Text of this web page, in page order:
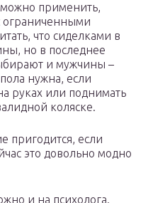
применить,
ограниченными
что сиделками в
но в последнее
и мужчины –
нужна, если
руках или поднимать
коляске.
пригодится, если
это довольно модно
и на психолога.